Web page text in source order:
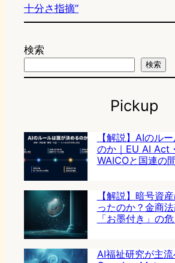
十分さ指摘”
検索
検索
Pickup
【解説】AIのル
のか｜EU AI Act
WAICOと国連の
【解説】暗号資
ったのか？金商
「お墨付き」の
AI福祉研究が主